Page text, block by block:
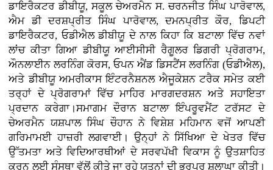
ਡਾਇਰੈਕਟਰ ਡੀਬੀਯੂ, ਸਕੂਲ ਚੇਅਰਮੈਨ ਸ. ਚਰਨਜੀਤ ਸਿੰਘ ਪਾਰੋਵਾਲ,
ਐਮ ਡੀ ਦਰਸ਼ਪ੍ਰੀਤ ਸਿੰਘ ਪਾਰੋਵਾਲ, ਦਮਨਪ੍ਰੀਤ ਕੌਰ, ਡਿਪਟੀ
ਡਾਇਰੈਕਟਰ, ਓਡੀਐਲ ਡੀਬੀਯੂ ਦੇ ਨਾਲ ਕਿਹਾ ਕਿ ਬਟਾਲਾ ਵਿੱਚ ਨਵਾਂ
ਲਾਂਚ ਕੀਤਾ ਗਿਆ ਡੀਬੀਯੂ ਆਈਸੀਸੀ ਰੈਗੂਲਰ ਡਿਗਰੀ ਪ੍ਰੋਗਰਾਮ,
ਔਨਲਾਈਨ ਲਰਨਿੰਗ ਕੋਰਸ, ਓਪਨ ਐਂਡ ਡਿਸਟੈਂਸ ਲਰਨਿੰਗ (ਓਡੀਐਲ),
ਅਤੇ ਡੀਬੀਯੂ ਅਮਰੀਕਾਸ ਇੰਟਰਨੈਸ਼ਨਲ ਐਜੂਕੇਸ਼ਨ ਟਰੈਕ ਸਮੇਤ ਕਈ
ਤਰ੍ਹਾਂ ਦੇ ਪ੍ਰੋਗਰਾਮਾਂ ਵਿੱਚ ਮਾਹਿਰ ਮਾਰਗਦਰਸ਼ਨ ਅਤੇ ਸਹਾਇਤਾ
ਪ੍ਰਦਾਨ ਕਰੇਗਾ।ਸਮਾਗਮ ਦੌਰਾਨ ਬਟਾਲਾ ਇੰਪਰੂਵਮੈਂਟ ਟਰੱਸਟ ਦੇ
ਚੇਅਰਮੈਨ ਯਸ਼ਪਾਲ ਸਿੰਘ ਚੌਹਾਨ ਨੇ ਵਿਸ਼ੇਸ਼ ਮਹਿਮਾਨ ਵਜੋਂ ਆਪਣੀ
ਗਰਿਮਾਮਈ ਹਾਜ਼ਰੀ ਲਗਵਾਈ। ਉਨ੍ਹਾਂ ਨੇ ਸਿੱਖਿਆ ਦੇ ਖੇਤਰ ਵਿੱਚ
ਉੱਤਮਤਾ ਅਤੇ ਵਿਦਿਆਰਥੀਆਂ ਦੇ ਸਰਵਪੱਖੀ ਵਿਕਾਸ ਨੂੰ ਉਤਸ਼ਾਹਿਤ
ਕਰਨ ਲਈ ਸੰਸਥਾ ਵੱਲੋਂ ਕੀਤੇ ਜਾ ਰਹੇ ਯਤਨਾਂ ਦੀ ਭਰਪੂਰ ਸ਼ਲਾਘਾ ਕੀਤੀ।